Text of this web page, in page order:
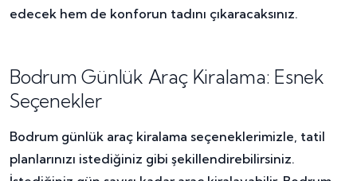
edecek hem de konforun tadını çıkaracaksınız.
Bodrum Günlük Araç Kiralama: Esnek
Seçenekler
Bodrum günlük araç kiralama seçeneklerimizle, tatil
planlarınızı istediğiniz gibi şekillendirebilirsiniz.